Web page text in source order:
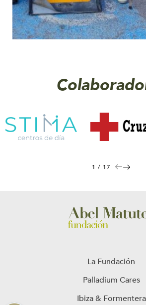
1 / 17
La Fundación
Palladium Cares
Ibiza & Formentera